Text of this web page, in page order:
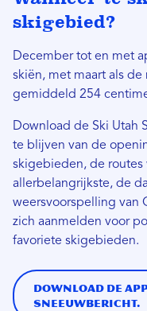
skigebied?
December tot en met
skiën, met maart als de
gemiddeld 254
Download de Ski Utah
te blijven van de
skigebieden, de routes
allerbelangrijkste, de
weersvoorspelling van
zich aanmelden voor
favoriete skigebieden.
Download de
sneeuwbericht.